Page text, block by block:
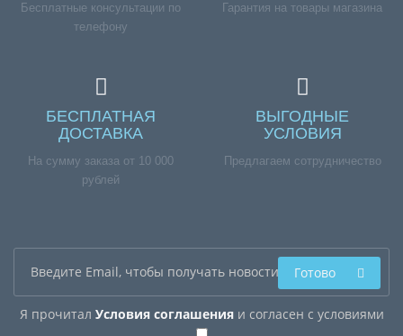
Бесплатные консультации по
телефону
Гарантия на товары магазина
БЕСПЛАТНАЯ
ДОСТАВКА
На сумму заказа от 10 000
рублей
ВЫГОДНЫЕ
УСЛОВИЯ
Предлагаем сотрудничество
Я прочитал Условия соглашенияи согласен с условиями
Готово